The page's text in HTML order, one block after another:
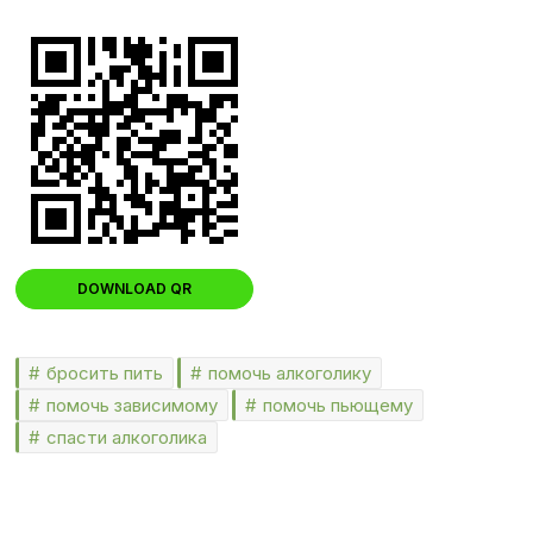
DOWNLOAD QR
бросить пить
помочь алкоголику
помочь зависимому
помочь пьющему
спасти алкоголика